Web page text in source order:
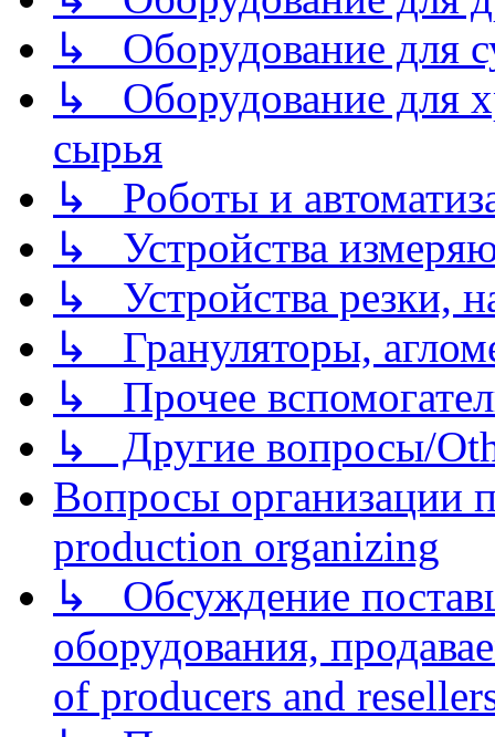
↳ Оборудование для
↳ Оборудование для
сырья
↳ Роботы и
↳ Устройства
↳ Устройства резки,
↳ Грануляторы,
↳ Прочее
↳ Другие вопросы/
Вопросы организации
production organizing
↳ Обсуждение
оборудования,
of producers and